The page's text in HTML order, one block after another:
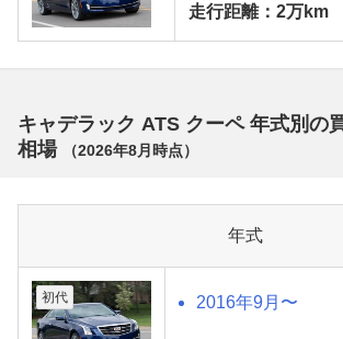
走行距離：2万km
キャデラック ATS クーペ 年式別の
相場
（2026年8月 時点）
年式
初代 2016年9月〜